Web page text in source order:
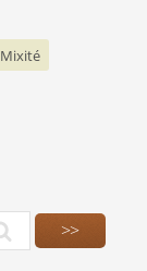
Mixité